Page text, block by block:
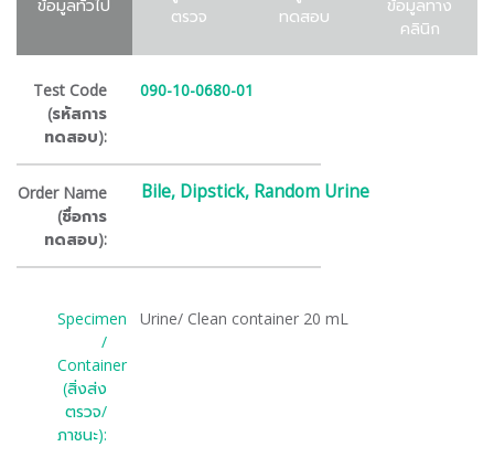
ข้อมูลทั่วไป
ตรวจ
ทดสอบ
ข้อมูลทาง
คลินิก
Test Code
(รหัสการ
ทดสอบ):
090-10-0680-01
Order Name
(ชื่อการ
ทดสอบ):
Bile, Dipstick, Random Urine
Specimen
/
Container
(สิ่งส่ง
ตรวจ/
ภาชนะ):
Urine/ Clean container 20 mL